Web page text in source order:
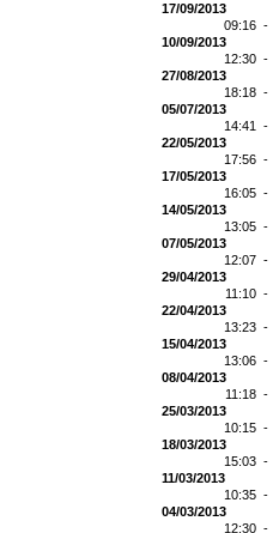
17/09/2013
09:16 -
10/09/2013
12:30 -
27/08/2013
18:18 -
05/07/2013
14:41 -
22/05/2013
17:56 -
17/05/2013
16:05 -
14/05/2013
13:05 -
07/05/2013
12:07 -
29/04/2013
11:10 -
22/04/2013
13:23 -
15/04/2013
13:06 -
08/04/2013
11:18 -
25/03/2013
10:15 -
18/03/2013
15:03 -
11/03/2013
10:35 -
04/03/2013
12:30 -